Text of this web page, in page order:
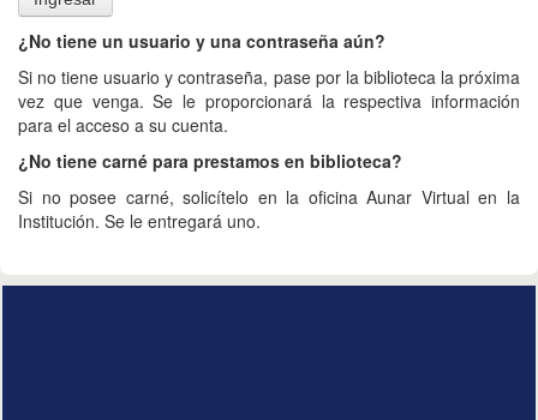
¿No tiene un usuario y una contraseña aún?
Si no tiene usuario y contraseña, pase por la biblioteca la próxima
vez que venga. Se le proporcionará la respectiva información
para el acceso a su cuenta.
¿No tiene carné para prestamos en biblioteca?
Si no posee carné, solicítelo en la oficina Aunar Virtual en la
Institución. Se le entregará uno.